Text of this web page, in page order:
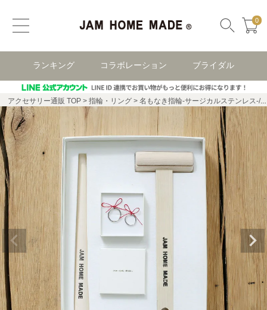
0
ランキング コラボレーション ブライダル
アクセサリー通販 TOP 指輪・リング 名もなき指輪-サージカルステンレス-/ペアリング/2サイズセット